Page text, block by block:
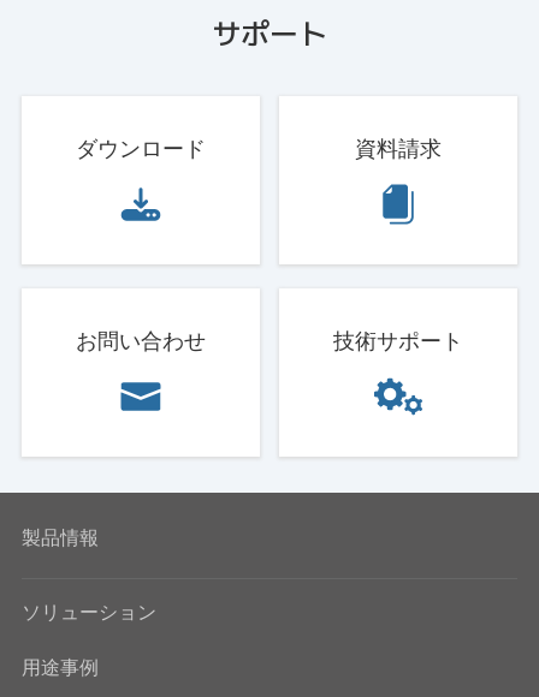
サポート
ダウンロード 資料請求
お問い合わせ 技術サポート
製品情報
ソリューション
用途事例